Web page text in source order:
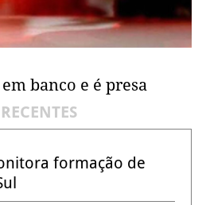
banco e é presa
RECENTES
formação de